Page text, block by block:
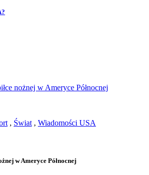
, Świat , Wiadomości USA
w Ameryce Północnej